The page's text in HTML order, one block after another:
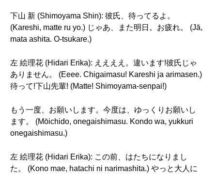
下山 新 (Shimoyama Shin): 彼氏、待ってるよ。
(Kareshi, matte ru yo.) じゃあ、また明日。お疲れ。 (Jā,
mata ashita. O-tsukare.)
左 絵理花 (Hidari Erika): ええええ。違います!彼氏じゃ
ありません。 (Eeee. Chigaimasu! Kareshi ja arimasen.)
待って!下山先輩! (Matte! Shimoyama-senpai!)
もう一度、お願いします。今度は、ゆっくりお願いし
ます。 (Mōichido, onegaishimasu. Kondo wa, yukkuri
onegaishimasu.)
左 絵理花 (Hidari Erika): この前、はたちになりまし
た。 (Kono mae, hatachi ni narimashita.) やっと大人に